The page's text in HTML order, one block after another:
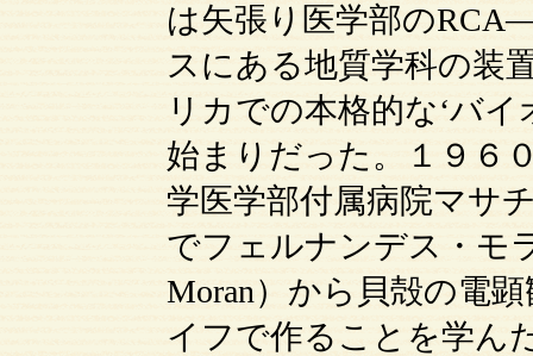
は矢張り医学部の
スにある地質学科の装
リカでの本格的な‘バ
始まりだった。１９６
学医学部付属病院マサ
でフェルナンデス・モ
Moran）から貝殻の電
イフで作ることを学ん